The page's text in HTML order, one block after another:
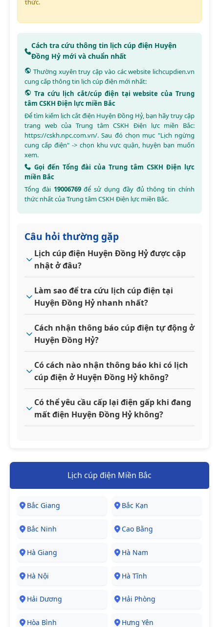
thức.
Cách tra cứu thông tin lịch cúp điện Huyện
Đồng Hỷ mới và chuẩn nhất
Thường xuyên truy cập vào các website lichcupdien.vn
cung cấp thông tin lịch cúp điện mới nhất:
Tra cứu lịch cắt/cúp điện tại website của Trung
tâm CSKH Điện lực miền Bắc
Để tìm kiếm lịch cắt điện Huyện Đồng Hỷ, bạn hãy truy cập
trang web của Trung tâm CSKH Điện lực miền Bắc:
https://cskh.npc.com.vn/. Sau đó chọn mục "Lịch ngừng
cung cấp điện" -> chọn khu vực quận, huyện bạn muốn
xem.
Gọi đến Tổng đài của Trung tâm CSKH Điện lực
miền Bắc
Tổng đài 19006769để sử dụng đầy đủ thông tin chính
thức nhất của Trung tâm CSKH Điện lực miền Bắc.
Câu hỏi thường gặp
Lịch cúp điện Huyện Đồng Hỷ được cập
nhật ở đâu?
Làm sao để tra cứu lịch cúp điện tại
Huyện Đồng Hỷ nhanh nhất?
Cách nhận thông báo cúp điện tự động ở
Huyện Đồng Hỷ?
Có cách nào nhận thông báo khi có lịch
cúp điện ở Huyện Đồng Hỷ không?
Có thể yêu cầu cấp lại điện gấp khi đang
mất điện Huyện Đồng Hỷ không?
Lịch cúp điện Miền Bắc
Bắc Giang Bắc Kạn
Bắc Ninh Cao Bằng
Hà Giang Hà Nam
Hà Nội Hà Tĩnh
Hải Dương Hải Phòng
Hòa Bình Hưng Yên